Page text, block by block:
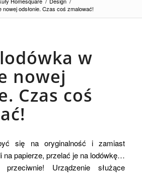
nowej odsłonie. Czas coś zmalować!
w
nowej
Czas coś
się na oryginalność i zamiast
na papierze, przelać je na lodówkę…
przeciwnie! Urządzenie służące